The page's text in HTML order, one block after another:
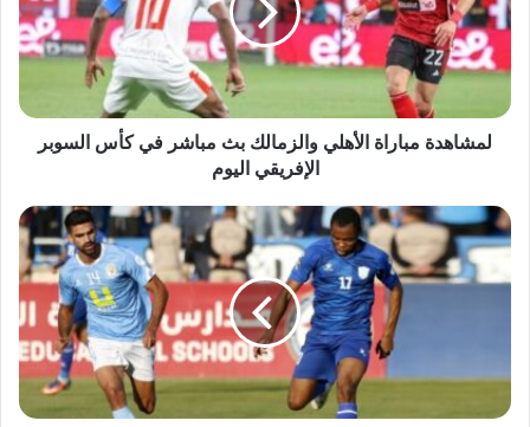
لمشاهدة مباراة الأهلي والزمالك بث مباشر في كأس السوبر
الإفريقي اليوم